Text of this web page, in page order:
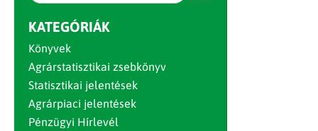
KATEGÓRIÁK
Könyvek
Agrárstatisztikai zsebkönyv
Statisztikai jelentések
Agrárpiaci jelentések
Pénzügyi Hírlevél